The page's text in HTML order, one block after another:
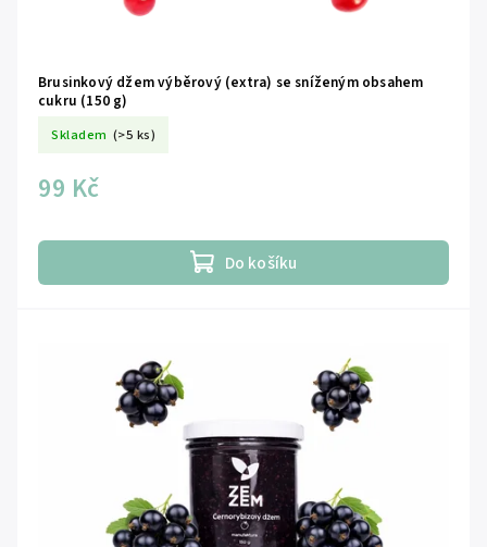
Brusinkový džem výběrový (extra) se sníženým obsahem
cukru (150 g)
Skladem (>5 ks)
99 Kč
Do košíku